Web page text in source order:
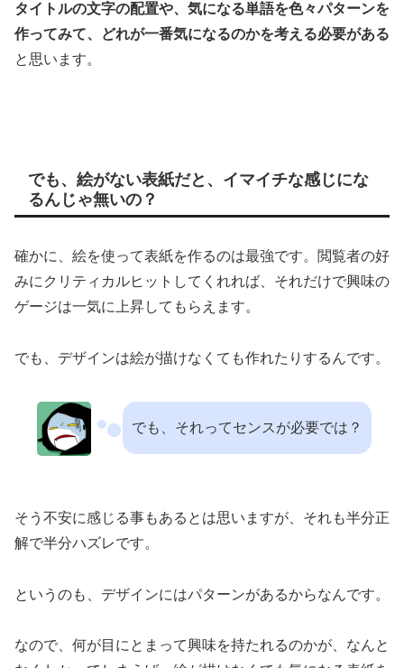
タイトルの文字の配置や、気になる単語を色々パターンを
作ってみて、どれが一番気になるのかを考える必要がある
と思います。
でも、絵がない表紙だと、イマイチな感じにな
るんじゃ無いの？
確かに、絵を使って表紙を作るのは最強です。閲覧者の好
みにクリティカルヒットしてくれれば、それだけで興味の
ゲージは一気に上昇してもらえます。
でも、デザインは絵が描けなくても作れたりするんです。
でも、それってセンスが必要では？
そう不安に感じる事もあるとは思いますが、それも半分正
解で半分ハズレです。
というのも、デザインにはパターンがあるからなんです。
なので、何が目にとまって興味を持たれるのかが、なんと